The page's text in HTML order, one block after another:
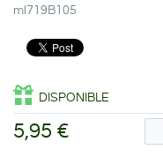
ml719B105
DISPONIBLE
5,95 €